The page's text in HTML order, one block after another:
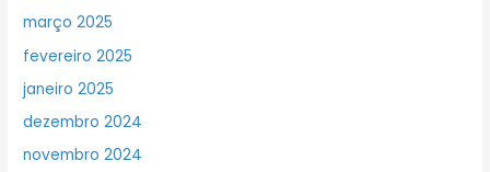
março 2025
fevereiro 2025
janeiro 2025
dezembro 2024
novembro 2024